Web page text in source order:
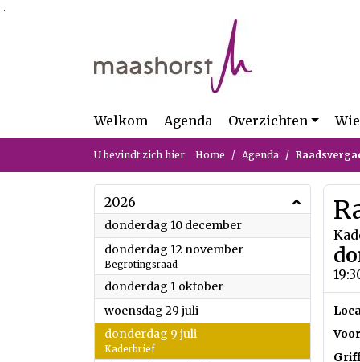
Welkom Agenda Overzichten
U bevindt zich hier: Home Agenda
2026
donderdag 10 december2026
donderdag 12 november2026
Begrotingsraad
donderdag 1 oktober2026
woensdag 29 juli
donderdag 9 juli
Kaderbrief